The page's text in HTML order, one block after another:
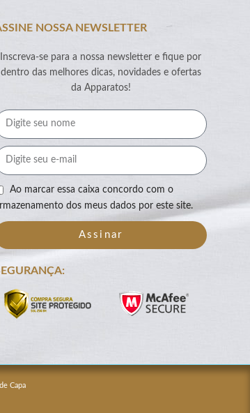
NOSSA NEWSLETTER
Inscreva-se para a nossa newsletter e fique por
dentro das melhores dicas, novidades e ofertas
da Apparatos!
Ao marcar essa caixa concordo com o
dos meus dados por este site.
Assinar
Capa